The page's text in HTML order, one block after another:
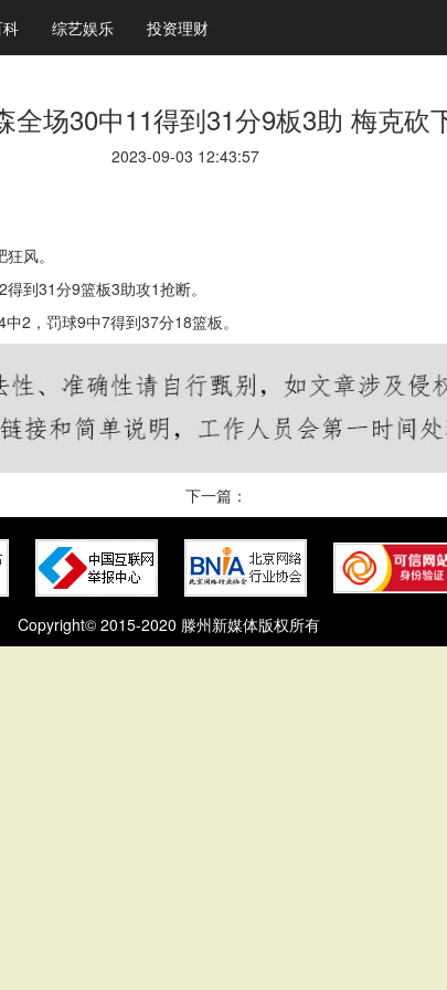
综艺娱乐 投资理财
全场30中11得到31分9板3助 梅克砍
2023-09-03 12:43:57
风。
到31分9篮板3助攻1抢断。
2，罚球9中7得到37分18篮板。
下一篇：
Copyright© 2015-2020 滕州新媒体版权所有